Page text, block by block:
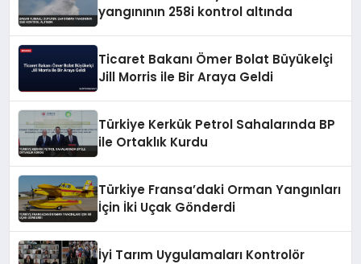
yangınının 258i kontrol altında
Ticaret Bakanı Ömer Bolat Büyükelçi
Jill Morris ile Bir Araya Geldi
Türkiye Kerkük Petrol Sahalarında BP
ile Ortaklık Kurdu
Türkiye Fransa’daki Orman Yangınları
İçin İki Uçak Gönderdi
İyi Tarım Uygulamaları Kontrolör